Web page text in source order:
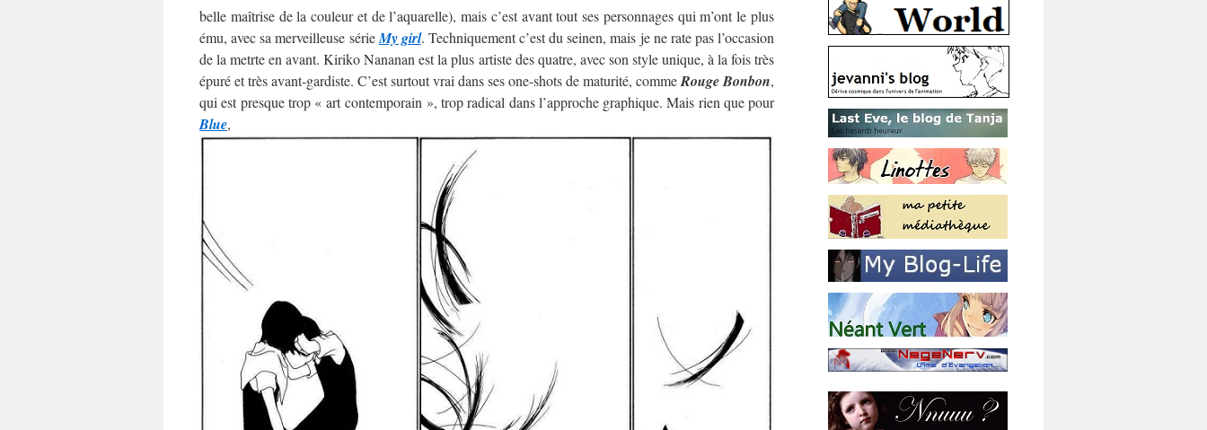
belle maîtrise de la couleur et de l’aquarelle), mais c’est avant tout ses personnages qui m’ont le plus
ému, avec sa merveilleuse sérieMy girl. Techniquement c’est du seinen, mais je ne rate pas l’occasion
de la metrte en avant. Kiriko Nananan est la plus artiste des quatre, avec son style unique, à la fois très
épuré et très avant-gardiste. C’est surtout vrai dans ses one-shots de maturité, commeRouge Bonbon,
qui est presque trop « art contemporain », trop radical dans l’approche graphique. Mais rien que pour
Blue,